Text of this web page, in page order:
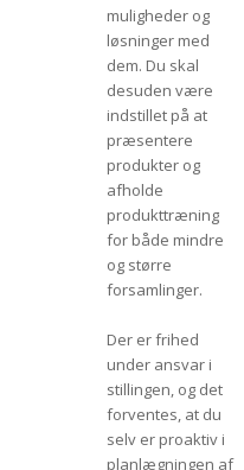
muligheder og
løsninger med
dem. Du skal
desuden være
indstillet på at
præsentere
produkter og
afholde
produkttræning
for både mindre
og større
forsamlinger.
Der er frihed
under ansvar i
stillingen, og det
forventes, at du
selv er proaktiv i
planlægningen af